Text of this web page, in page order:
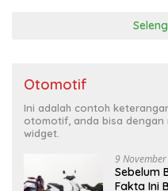
Otomotif
Ini adalah contoh
otomotif, anda bisa dengan
widget.
9
Sebelum
Fakta Ini